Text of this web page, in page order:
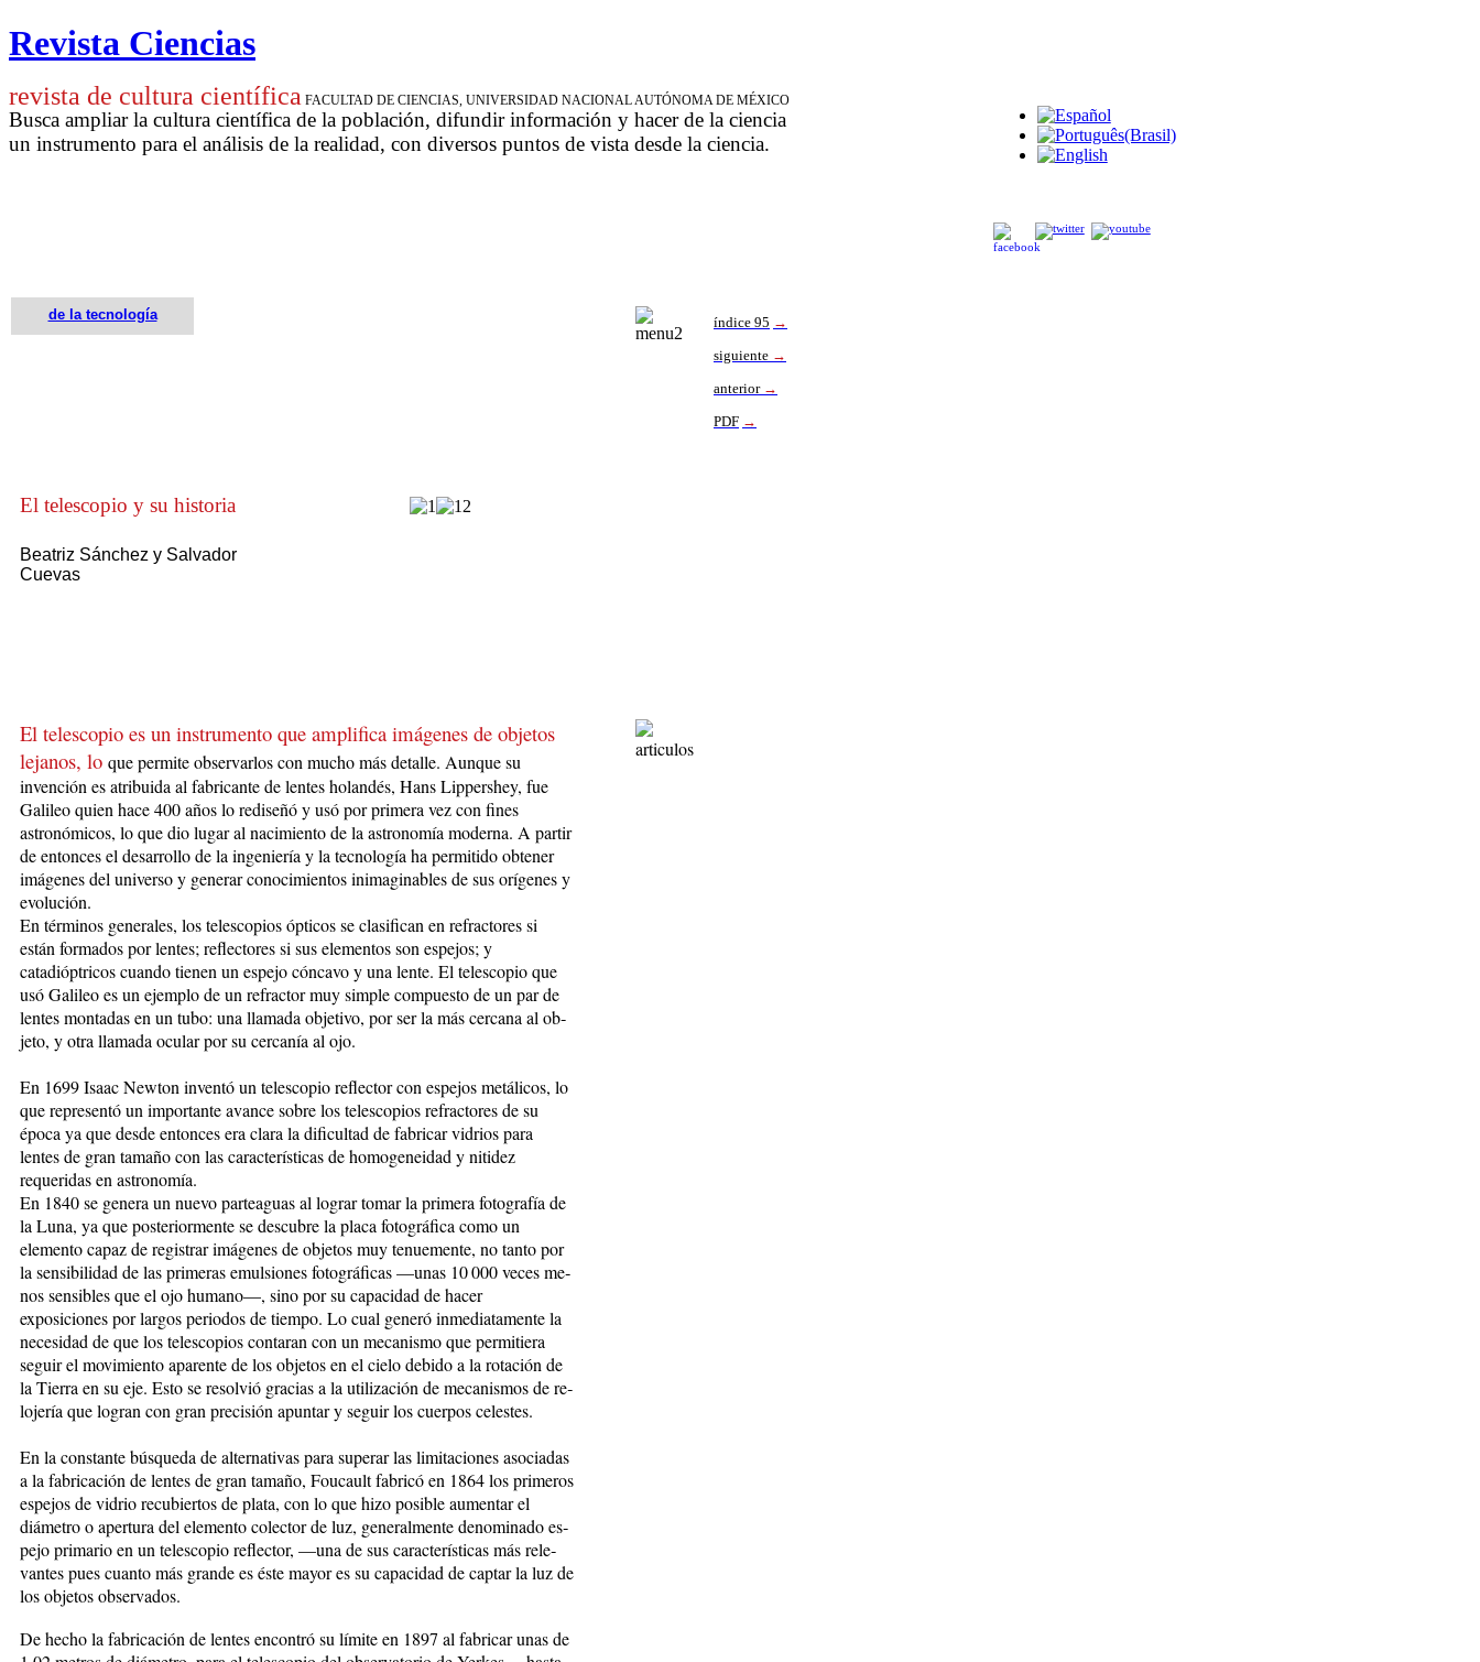
Revista Ciencias
revista de cultura científica FACULTAD DE CIENCIAS, UNIVERSIDAD NACIONAL AUTÓNOMA DE MÉXICO
Busca ampliar la cultura científica de la población, difundir información y hacer de la ciencia
un instrumento para el análisis de la realidad, con diversos puntos de vista desde la ciencia.
de la tecnología índice 95 →
siguiente →
anterior →
PDF →
El telescopio y su historia
Beatriz Sánchez y Salvador
Cuevas
El telescopio es un instru­men­to que amplifica imágenes de objetos
lejanos, lo que permite observarlos con mucho más detalle. Aunque su
invención es atribuida al fabricante de len­tes holandés, Hans Lippershey, fue
Galileo quien hace 400 años lo rediseñó y usó por primera vez con fines
astronómicos, lo que dio lugar al nacimiento de la astronomía moderna. A partir
de entonces el desarrollo de la ingeniería y la tecnología ha permitido obtener
imágenes del universo y generar conocimientos in­ima­ginables de sus orígenes y
evolución.
En términos generales, los telescopios ópticos se clasifican en refractores si
están for­mados por lentes; reflectores si sus elementos son espejos; y
catadióptricos cuando tienen un espejo cóncavo y una lente. El telescopio que
usó Ga­lileo es un ejemplo de un re­frac­tor muy simple compuesto de un par de
lentes montadas en un tubo: una llamada objetivo, por ser la más cercana al ob­
je­to, y otra llamada ocular por su cercanía al ojo.
En 1699 Isaac Newton in­ven­tó un telescopio reflector con espejos metálicos, lo
que representó un importante avan­ce sobre los telescopios re­frac­to­res de su
época ya que desde entonces era clara la di­ficultad de fabricar vidrios para
lentes de gran tamaño con las características de homo­ge­neidad y nitidez
requeridas en astronomía.
En 1840 se genera un nue­vo parteaguas al lograr to­mar la primera fotografía de
la Luna, ya que posteriormente se descubre la placa foto­grá­fica como un
elemento capaz de registrar imágenes de ob­je­tos muy tenuemente, no tan­to por
la sensibilidad de las pri­me­ras emulsiones fotográficas —unas 10 000 veces me­
nos sen­si­bles que el ojo hu­ma­no—, sino por su capacidad de hacer
exposiciones por lar­gos pe­rio­dos de tiempo. Lo cual ge­ne­ró inmediatamente la
necesidad de que los telescopios contaran con un mecanismo que permitiera
seguir el mo­vi­mien­to aparente de los objetos en el cielo de­bi­do a la ro­ta­ción de
la Tierra en su eje. Esto se resolvió gra­cias a la utilización de me­ca­nis­mos de re­
lo­je­ría que logran con gran precisión apuntar y seguir los cuerpos celestes.
En la constante búsque­da de alternativas para superar las limitaciones asociadas
a la fabricación de lentes de gran ta­ma­ño, Foucault ­fabricó en 1864 los primeros
espejos de vidrio recubiertos de plata, con lo que hizo posible aumen­tar el
diámetro o aper­tu­ra del elemento colector de luz, ge­ne­ral­men­te denominado es­
pe­jo primario en un teles­co­pio re­flector, —una de sus carac­te­rís­ticas más ­re­le­
van­tes pues cuan­to más gran­de es éste ma­yor es su capacidad de cap­tar la luz de
los objetos ob­servados.
De hecho la fabricación de lentes encontró su límite en 1897 al fabricar unas de